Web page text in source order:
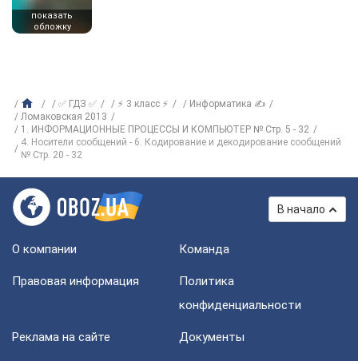
показать
обложку
✅ ГДЗ ✅ ⚡ 3 класс ⚡
Информатика ✍
Ломаковская 2013
1. ИНФОРМАЦИОННЫЕ ПРОЦЕССЫ И КОМПЬЮТЕР № Стр. 5 - 32
4. Носители сообщений - 6. Кодирование и декодирование сообщений
№ Стр. 20 - 32
В начало
О компании Команда
Правовая информация
Политика
конфиденциальности
Реклама на сайте Документы